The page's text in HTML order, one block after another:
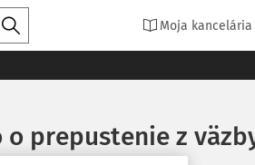
Moja kancelária
prepustenie z